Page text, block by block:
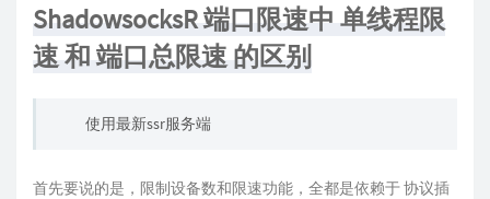
ShadowsocksR 端口限速中 单线程限
速 和 端口总限速 的区别
使用最新ssr服务端
首先要说的是，限制设备数和限速功能，全都是依赖于 协议插